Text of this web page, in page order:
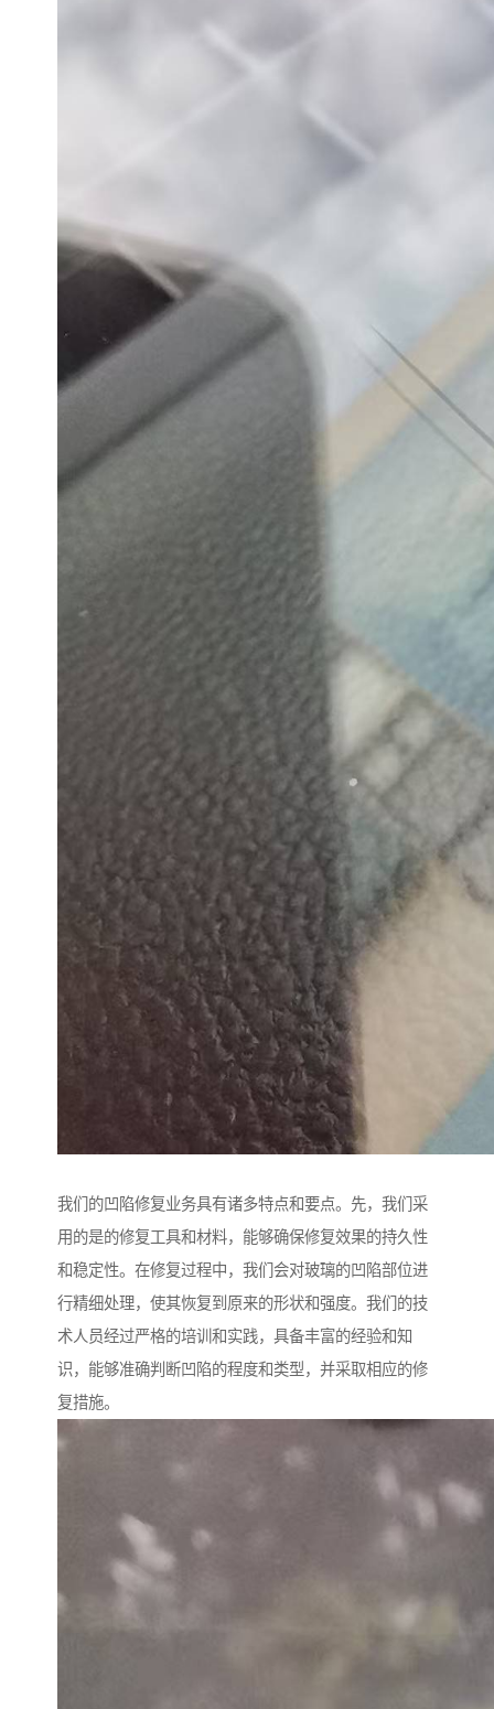
我们的凹陷修复业务具有诸多特点和要点。先，我们采
用的是的修复工具和材料，能够确保修复效果的持久性
和稳定性。在修复过程中，我们会对玻璃的凹陷部位进
行精细处理，使其恢复到原来的形状和强度。我们的技
术人员经过严格的培训和实践，具备丰富的经验和知
识，能够准确判断凹陷的程度和类型，并采取相应的修
复措施。